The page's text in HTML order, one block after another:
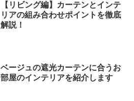
【リビング編】カーテンとインテ
リアの組み合わせポイントを徹底
解説！
ベージュの遮光カーテンに合うお
部屋のインテリアを紹介します